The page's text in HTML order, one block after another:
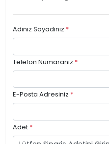
Adınız Soyadınız *
Telefon Numaranız *
E-Posta Adresiniz *
Adet *